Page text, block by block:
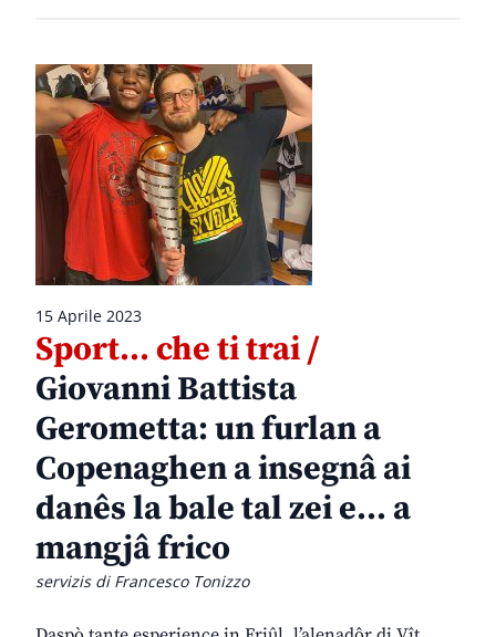
15 Aprile 2023
Sport… che ti trai /
Giovanni Battista
Gerometta: un furlan a
Copenaghen a insegnâ ai
danês la bale tal zei e… a
mangjâ frico
servizis di Francesco Tonizzo